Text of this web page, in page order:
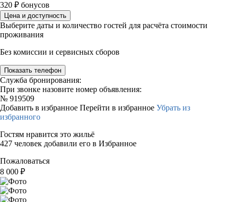
320 ₽ бонусов
Цена и доступность
Выберите даты и количество гостей для расчёта стоимости
проживания
Без комиссии и сервисных сборов
Показать телефон
Служба бронирования:
При звонке назовите номер объявления:
№ 919509
Добавить в избранное Перейти в избранное Убрать из
избранного
Гостям нравится это жильё
427 человек добавили его в Избранное
Пожаловаться
8 000 ₽